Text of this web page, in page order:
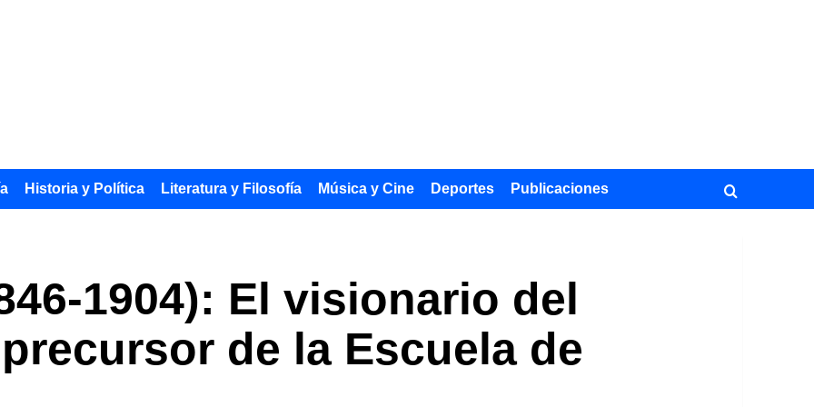
Historia y Política Literatura y Filosofía Música y Cine Deportes Publicaciones
1904): El visionario del
de la Escuela de